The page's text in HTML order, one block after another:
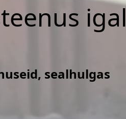
igal
sealhulgas